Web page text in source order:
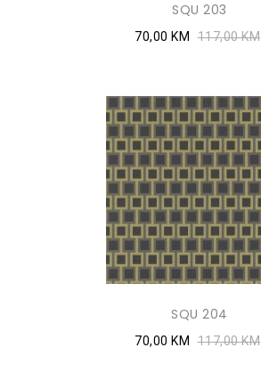
SQU 203
70,00 KM 117,00 KM
SQU 204
70,00 KM 117,00 KM